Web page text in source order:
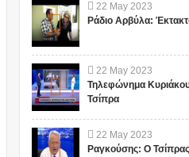
22 May 2023
Ράδιο Αρβύλα:
22 May 2023
Τηλεφώνημα
Τσίπρα
22 May 2023
Ραγκούσης: Ο